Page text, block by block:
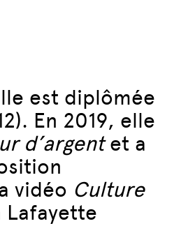
est diplômée
En 2019, elle
d’argentet a
vidéo Culture
Lafayette